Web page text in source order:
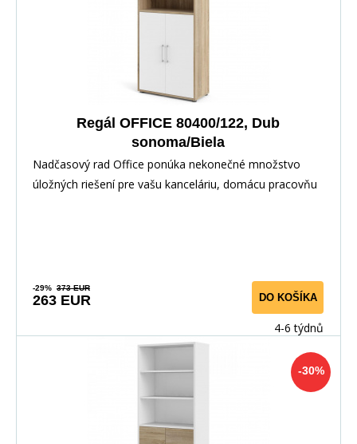
Regál OFFICE 80400/122, Dub
sonoma/Biela
Nadčasový rad Office ponúka nekonečné množstvo
úložných riešení pre vašu kanceláriu, domácu pracovňu
-29% 373 EUR
263 EUR DO KOŠÍKA
4-6 týdnů
-30%